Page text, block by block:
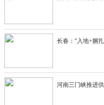
长春：“入地+捆
河南三门峡推进